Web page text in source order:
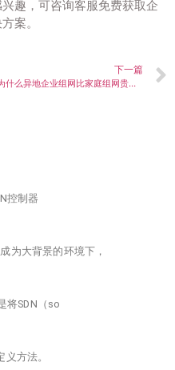
趣，可咨询客服免费获取企
案。
下一篇
为什么异地企业组网比家庭组网贵那么多？
控制器
为大背景的环境下，
将SDN（so
义方法。